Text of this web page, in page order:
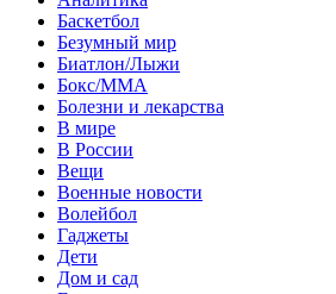
Баскетбол
Безумный мир
Биатлон/Лыжи
Бокс/MMA
Болезни и лекарства
В мире
В России
Вещи
Военные новости
Волейбол
Гаджеты
Дети
Дом и сад